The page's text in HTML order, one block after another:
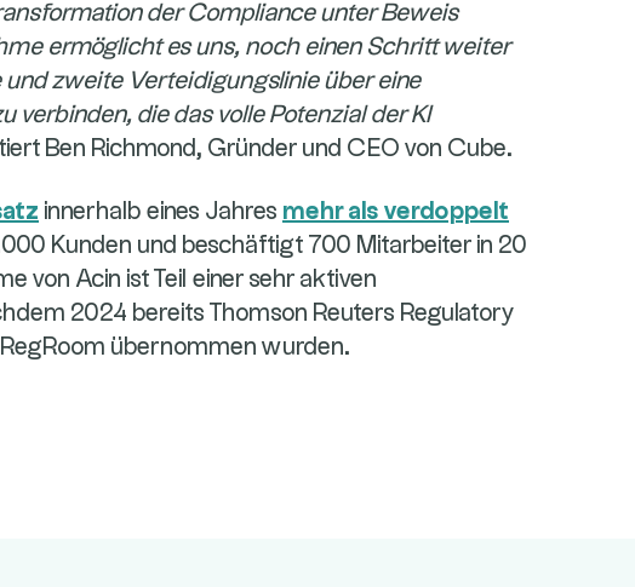
der Compliance unter Beweis
ermöglicht es uns, noch einen Schritt weiter
zweite Verteidigungslinie über eine
verbinden, die das volle Potenzial der KI
Ben Richmond, Gründer und CEO von Cube.
innerhalb eines Jahres mehr als verdoppelt
Kunden und beschäftigt 700 Mitarbeiter in 20
von Acin ist Teil einer sehr aktiven
2024 bereits Thomson Reuters Regulatory
übernommen wurden.